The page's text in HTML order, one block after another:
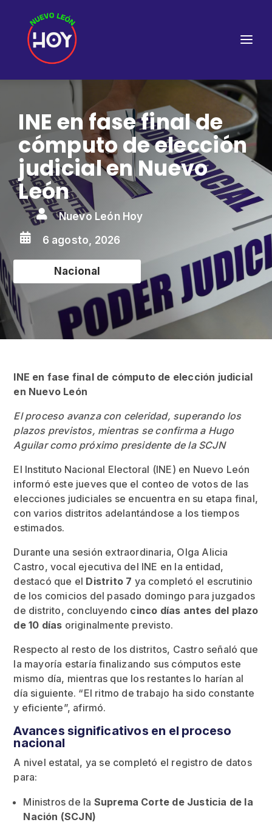
INE en fase final de
cómputo de elección
judicial en Nuevo
León
 Nuevo León Hoy
 6 agosto, 2026
Nacional
INE en fase final de cómputo de elección judicial
en Nuevo León
El proceso avanza con celeridad, superando los
plazos previstos, mientras se confirma a Hugo
Aguilar como próximo presidente de la SCJN
El Instituto Nacional Electoral (INE) en Nuevo León
informó este jueves que el conteo de votos de las
elecciones judiciales se encuentra en su etapa final,
con varios distritos adelantándose a los tiempos
estimados.
Durante una sesión extraordinaria, Olga Alicia
Castro, vocal ejecutiva del INE en la entidad,
destacó que el Distrito 7 ya completó el escrutinio
de los comicios del pasado domingo para juzgados
de distrito, concluyendo cinco días antes del plazo
de 10 días originalmente previsto.
Respecto al resto de los distritos, Castro señaló que
la mayoría estaría finalizando sus cómputos este
mismo día, mientras que los restantes lo harían al
día siguiente. “El ritmo de trabajo ha sido constante
y eficiente”, afirmó.
Avances significativos en el proceso
nacional
A nivel estatal, ya se completó el registro de datos
para:
Ministros de la Suprema Corte de Justicia de la
Nación (SCJN)